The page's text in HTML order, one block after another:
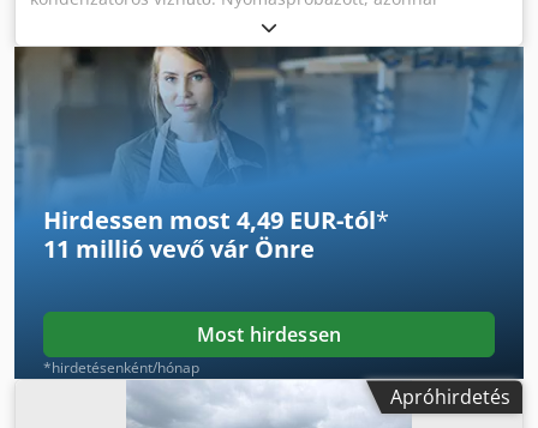
használatra kész. Helyileg elérhető: Magyarország (EU)
Csdpfjzhg I Ijx Aqterf
Hirdessen most 4,49 EUR-tól*
11 millió vevővár Önre
Most hirdessen
*hirdetésenként/hónap
Apróhirdetés